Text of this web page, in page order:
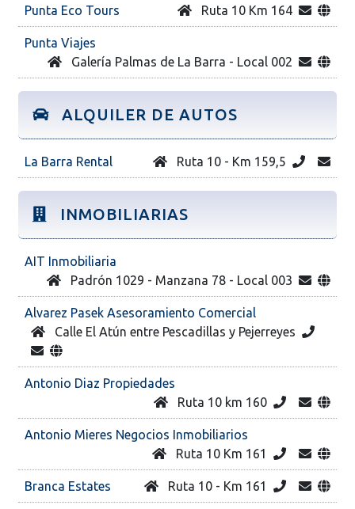
Punta Eco Tours Ruta 10 Km 164
Punta Viajes
Galería Palmas de La Barra - Local 002
ALQUILER DE AUTOS
La Barra Rental Ruta 10 - Km 159,5
INMOBILIARIAS
AIT Inmobiliaria
Padrón 1029 - Manzana 78 - Local 003
Alvarez Pasek Asesoramiento Comercial
Calle El Atún entre Pescadillas y Pejerreyes
Antonio Diaz Propiedades
Ruta 10 km 160
Antonio Mieres Negocios Inmobiliarios
Ruta 10 Km 161
Branca Estates Ruta 10 - Km 161